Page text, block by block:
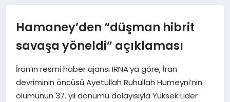
MAGAZIN
EKONOMI
Hamaney’den “düşman hibrit
savaşa yöneldi” açıklaması
İran’ın resmi haber ajansı IRNA’ya göre, İran
devriminin öncüsü Ayetullah Ruhullah Humeyni’nin
ölümünün 37. yıl dönümü dolayısıyla Yüksek Lider